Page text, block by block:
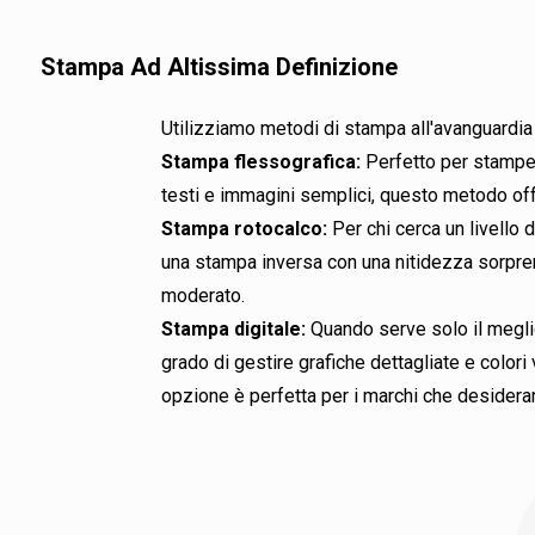
può fornire diversi tipi
biologici e di fascia
freschezza del caffè.
Fondo rialzato:
indipendente, per
Vantaggio: migliora
Finestra trasparente:
Vantaggio: mette in
polvere di caffè.
Tacca di strappo
Stampa Ad Altissima Definizione
Utilizziamo metodi di stampa
Stampa flessografica: Perfetto per
testi e immagini semplici, questo metodo
Stampa rotocalco: Per chi cerca un livello
una stampa inversa con una nitidezza
moderato.
Stampa digitale: Quando serve solo il
grado di gestire grafiche dettagliate e
opzione è perfetta per i marchi che